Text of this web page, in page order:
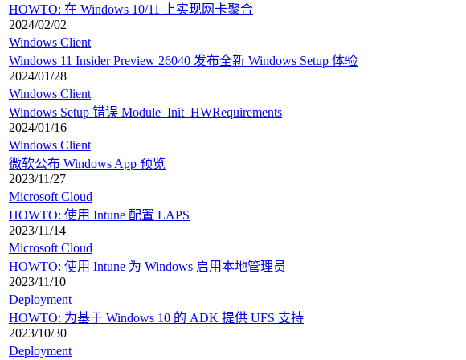
HOWTO: 在 Windows 10/11 上实现网卡聚合
2024/02/02
Windows Client
Windows 11 Insider Preview 26040 发布全新 Windows Setup 体验
2024/01/28
Windows Client
Windows Setup 错误 Module_Init_HWRequirements
2024/01/16
Windows Client
微软公布 Windows App 预览
2023/11/27
Microsoft Cloud
HOWTO: 使用 Intune 配置 LAPS
2023/11/14
Microsoft Cloud
HOWTO: 使用 Intune 为 Windows 启用本地管理员
2023/11/10
Deployment
HOWTO: 为基于 Windows 10 的 ADK 提供 UFS 支持
2023/10/30
Deployment